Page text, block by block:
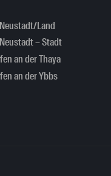
Land
– Stadt
an der Thaya
an der Ybbs